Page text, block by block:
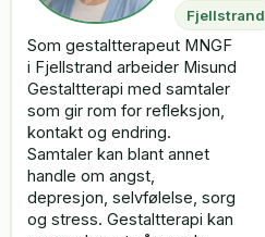
Fjellstrand
Som gestaltterapeut MNGF
i Fjellstrand arbeider Misund
Gestaltterapi med samtaler
som gir rom for refleksjon,
kontakt og endring.
Samtaler kan blant annet
handle om angst,
depresjon, selvfølelse, sorg
og stress. Gestaltterapi kan